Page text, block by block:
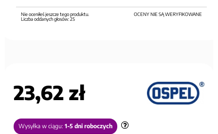
OCENY NIE SĄ WERYFIKOWANE
Nie oceniłeś jeszcze tego produktu.
Liczba oddanych głosów:25
23,62 zł
Wysyłka w ciągu: 1-5 dni roboczych